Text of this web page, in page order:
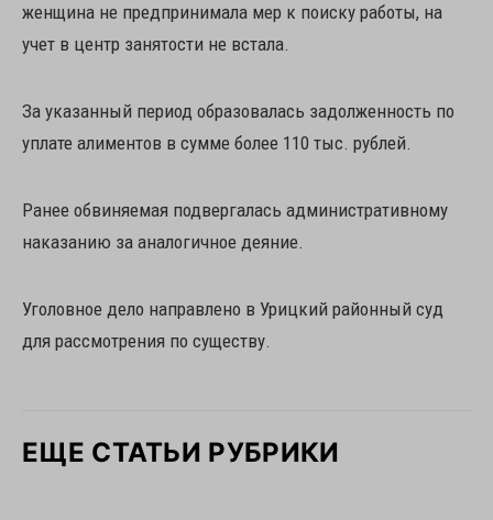
женщина не предпринимала мер к поиску работы, на
учет в центр занятости не встала.
За указанный период образовалась задолженность по
уплате алиментов в сумме более 110 тыс. рублей.
Ранее обвиняемая подвергалась административному
наказанию за аналогичное деяние.
Уголовное дело направлено в Урицкий районный суд
для рассмотрения по существу.
ЕЩЕ СТАТЬИ РУБРИКИ